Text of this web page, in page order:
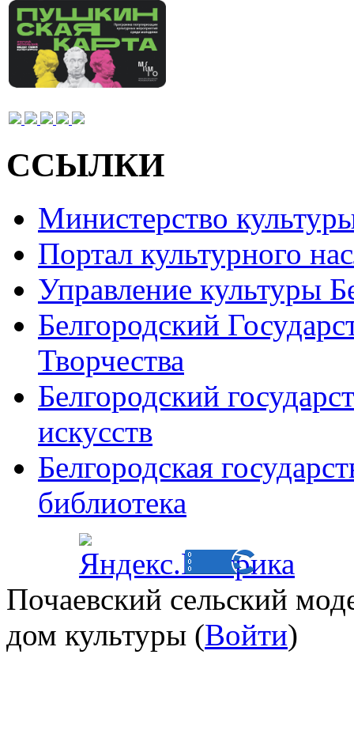
ССЫЛКИ
Министерство
Портал культурного
Управление культуры
Белгородский
Творчества
Белгородский
искусств
Белгородская
библиотека
Почаевский сельский
дом культуры (Войти)